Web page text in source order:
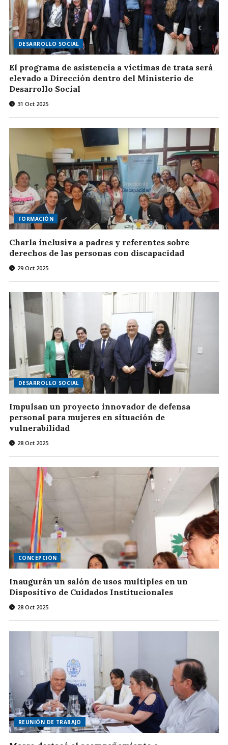
DESARROLLO SOCIAL
El programa de asistencia a víctimas de trata será
elevado a Dirección dentro del Ministerio de
Desarrollo Social
31 Oct 2025
FORMACIÓN
Charla inclusiva a padres y referentes sobre
derechos de las personas con discapacidad
29 Oct 2025
DESARROLLO SOCIAL
Impulsan un proyecto innovador de defensa
personal para mujeres en situación de
vulnerabilidad
28 Oct 2025
CONCEPCIÓN
Inaugurán un salón de usos multiples en un
Dispositivo de Cuidados Institucionales
28 Oct 2025
REUNIÓN DE TRABAJO